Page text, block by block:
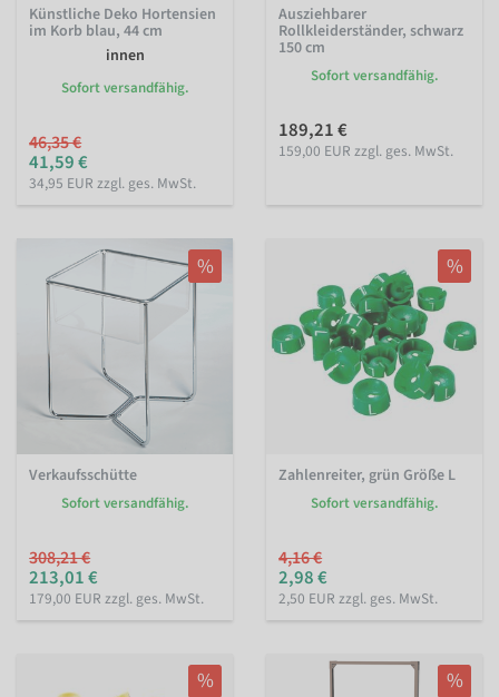
Künstliche Deko Hortensien
im Korb blau, 44 cm
innen
Sofort versandfähig.
46,35 €
41,59 €
34,95 EUR zzgl. ges. MwSt.
Ausziehbarer
Rollkleiderständer, schwarz
150 cm
Sofort versandfähig.
189,21 €
159,00 EUR zzgl. ges. MwSt.
%
Verkaufsschütte
Sofort versandfähig.
308,21 €
213,01 €
179,00 EUR zzgl. ges. MwSt.
%
Zahlenreiter, grün Größe L
Sofort versandfähig.
4,16 €
2,98 €
2,50 EUR zzgl. ges. MwSt.
% %